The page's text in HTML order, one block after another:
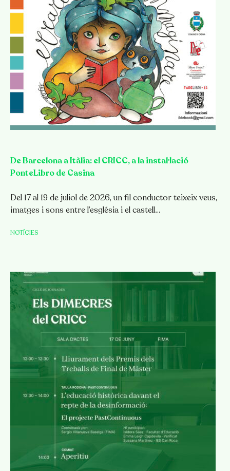
De Barcelona a Itàlia: el CRICC, a la instal·lació
PonteLibro de Casina
Del 17 al 19 de juliol de 2026, un fil conductor teixeix veus,
imatges i sons entre l’església i el castell…
NOTÍCIES